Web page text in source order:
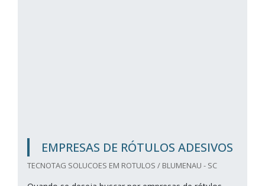
EMPRESAS DE RÓTULOS ADESIVOS
TECNOTAG SOLUCOES EM ROTULOS / BLUMENAU - SC